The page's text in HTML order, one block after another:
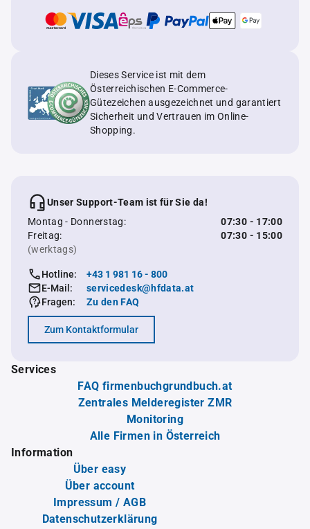
Dieses Service ist mit dem
Österreichischen E-Commerce-
Gütezeichen ausgezeichnet und garantiert
Sicherheit und Vertrauen im Online-
Shopping.
Unser Support-Team ist für Sie da!
Montag - Donnerstag:
07:30 - 17:00
Freitag:
07:30 - 15:00
(werktags)
Hotline:
+43 1 981 16 - 800
E-Mail:
servicedesk@hfdata.at
Fragen:
Zu den FAQ
Zum Kontaktformular
Services
FAQ firmenbuchgrundbuch.at
Zentrales Melderegister ZMR
Monitoring
Alle Firmen in Österreich
Information
Über easy
Über account
Impressum / AGB
Datenschutzerklärung